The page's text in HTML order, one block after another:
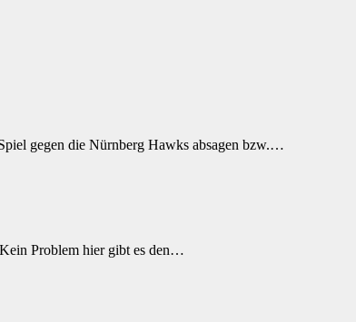
gegen die Nürnberg Hawks absagen bzw.…
Problem hier gibt es den…